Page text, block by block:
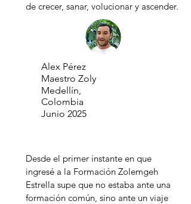
de crecer, sanar, volucionar y ascender.
Alex Pérez
Maestro Zoly
Medellín,
Colombia
Junio 2025
Desde el primer instante en que
ingresé a la Formación Zolemgeh
Estrella supe que no estaba ante una
formación común, sino ante un viaje